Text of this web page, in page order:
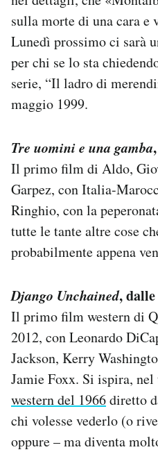
sulla morte di una cara
Lunedì prossimo ci sarà
per chi se lo sta
serie, “Il ladro di
maggio 1999.
Tre uomini e una gamba
Il primo film di Aldo,
Garpez, con Italia-
Ringhio, con la
tutte le tante altre cose
probabilmente appena
Django Unchained,
Il primo film western di
2012, con Leonardo
Jackson, Kerry
Jamie Foxx. Si ispira,
western del 1966diretto
chi volesse vederlo (o
oppure – ma diventa